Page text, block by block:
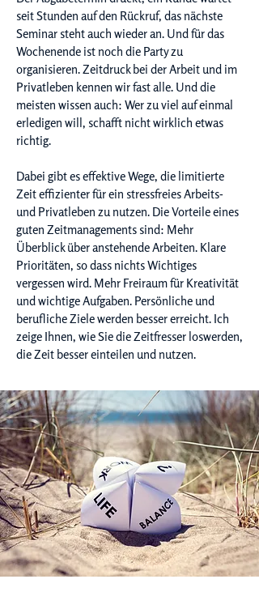
seit Stunden auf den Rückruf, das nächste
Seminar steht auch wieder an. Und für das
Wochenende ist noch die Party zu
organisieren. Zeitdruck bei der Arbeit und im
Privatleben kennen wir fast alle. Und die
meisten wissen auch: Wer zu viel auf einmal
erledigen will, schafft nicht wirklich etwas
richtig.
Dabei gibt es effektive Wege, die limitierte
Zeit effizienter für ein stressfreies Arbeits-
und Privatleben zu nutzen. Die Vorteile eines
guten Zeitmanagements sind: Mehr
Überblick über anstehende Arbeiten. Klare
Prioritäten, so dass nichts Wichtiges
vergessen wird. Mehr Freiraum für Kreativität
und wichtige Aufgaben. Persönliche und
berufliche Ziele werden besser erreicht. Ich
zeige Ihnen, wie Sie die Zeitfresser loswerden,
die Zeit besser einteilen und nutzen.